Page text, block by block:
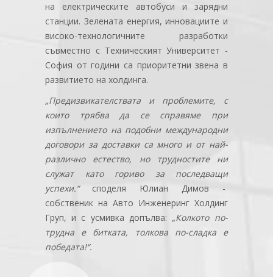
на електрическите автобуси и зарядни
станции. Зелената енергия, инновациите и
високо-технологичните разработки
съвместно с Техническият Университет -
София от години са приоритетни звена в
развитието на холдинга.
„Предизвикателствата и проблемите, с
които трябва да се справяме при
изпълнението на подобни международни
договори за доставки са много и от най-
различно естество, но трудностите ни
служат като гориво за последващи
успехи.“ споделя Юлиан Димов -
собственик на Авто Инженеринг Холдинг
Груп, и с усмивка допълва: „Колкото по-
трудна е битката, толкова по-сладка е
победата!“.